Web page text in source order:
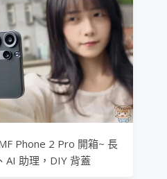
Phone 2 Pro 開箱~ 長
AI 助理，DIY 背蓋